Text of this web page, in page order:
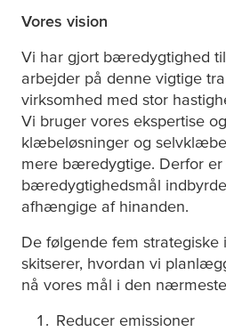
Vores vision
Vi har gjort bæredygtighed
arbejder på denne vigtige
virksomhed med stor
Vi bruger vores ekspertise
klæbeløsninger og
mere bæredygtige. Derfor er
bæredygtighedsmål
afhængige af hinanden.
De følgende fem strategiske
skitserer, hvordan vi
nå vores mål i den
Reducer emissioner